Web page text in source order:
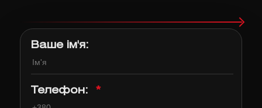
Ваше ім'я:
Телефон: *